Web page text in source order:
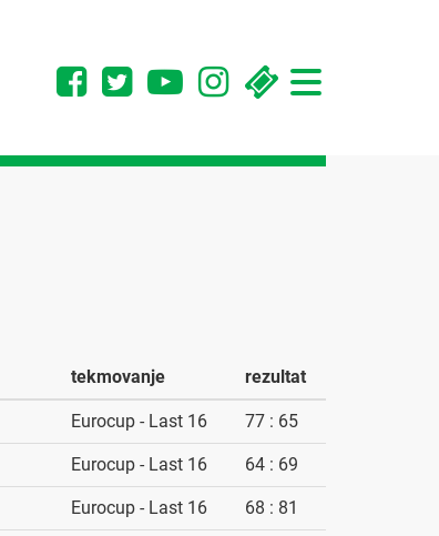
Toggle
navigation
tekmovanje rezultat
Eurocup - Last 16 77 : 65
Eurocup - Last 16 64 : 69
Eurocup - Last 16 68 : 81